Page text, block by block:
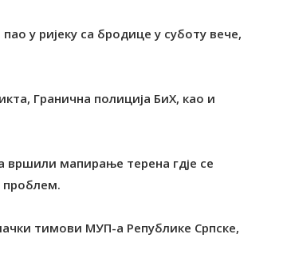
у ријеку са бродице у суботу вече,
Гранична полиција БиХ, као и
мапирање терена гдје се
проблем.
тимови МУП-а Републике Српске,